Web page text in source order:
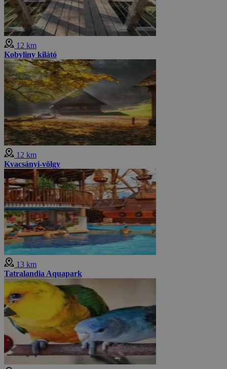
12 km
Kobyliny kilátó
12 km
Kvacsányi-völgy
13 km
Tatralandia Aquapark